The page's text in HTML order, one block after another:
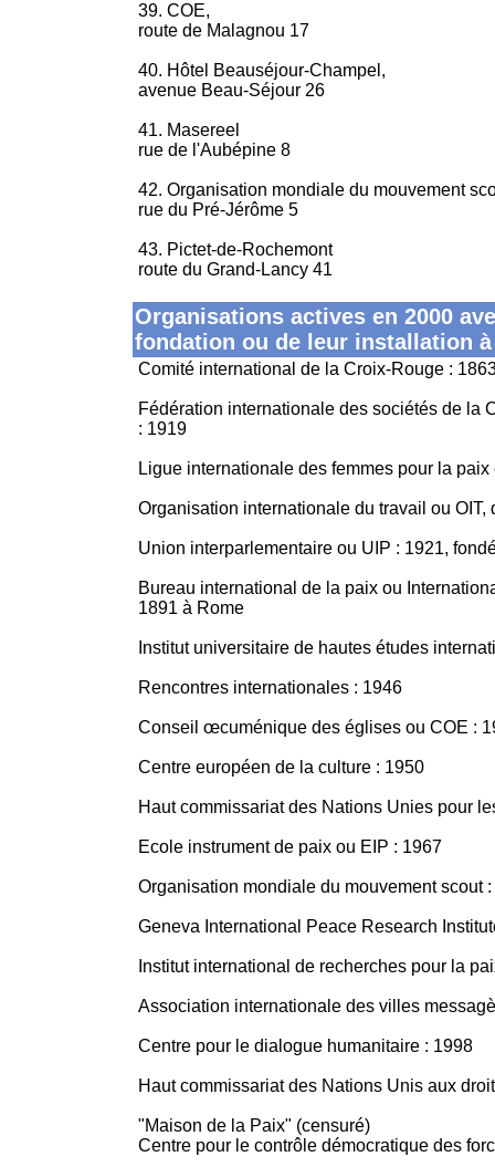
39. COE,
route de Malagnou 17
40. Hôtel Beauséjour-Champel,
avenue Beau-Séjour 26
41. Masereel
rue de l'Aubépine 8
42. Organisation mondiale du mouvement
rue du Pré-Jérôme 5
43. Pictet-de-Rochemont
route du Grand-Lancy 41
Organisations actives en 2000
fondation ou de leur installation à
Comité international de la Croix-Rouge :
Fédération internationale des sociétés de la
: 1919
Ligue internationale des femmes pour la
Organisation internationale du travail ou OIT,
Union interparlementaire ou UIP : 1921,
Bureau international de la paix ou
1891 à Rome
Institut universitaire de hautes études
Rencontres internationales : 1946
Conseil œcuménique des églises ou COE :
Centre européen de la culture : 1950
Haut commissariat des Nations Unies pour
Ecole instrument de paix ou EIP : 1967
Organisation mondiale du mouvement scout
Geneva International Peace Research
Institut international de recherches pour la
Association internationale des villes
Centre pour le dialogue humanitaire : 1998
Haut commissariat des Nations Unis aux
"Maison de la Paix" (censuré)
Centre pour le contrôle démocratique des